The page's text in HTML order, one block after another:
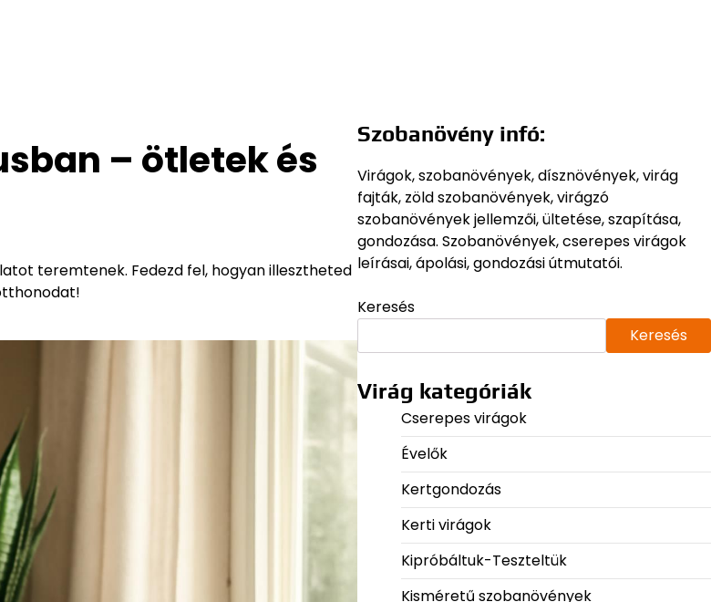
– ötletek és
teremtenek. Fedezd fel, hogyan illesztheted
Szobanövény infó:
Virágok, szobanövények, dísznövények, virág
fajták, zöld szobanövények, virágzó
szobanövények jellemzői, ültetése, szapítása,
gondozása. Szobanövények, cserepes virágok
leírásai, ápolási, gondozási útmutatói.
Keresés
Keresés
Virág kategóriák
Cserepes virágok
Évelők
Kertgondozás
Kerti virágok
Kipróbáltuk-Teszteltük
Kisméretű szobanövények